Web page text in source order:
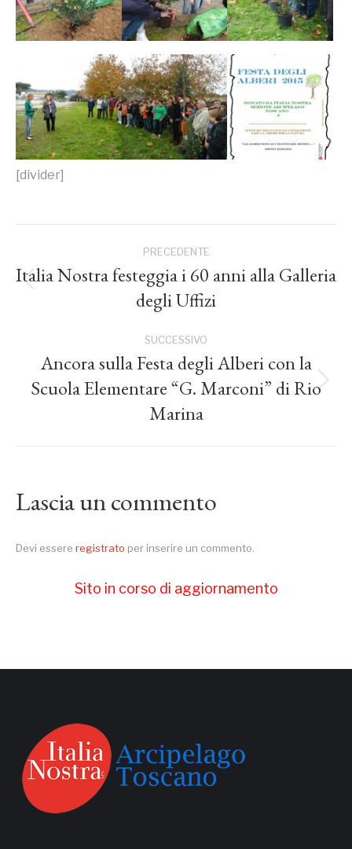
[divider]
tra
post
PRECEDENTE
precedente:
Italia Nostra festeggia i 60 anni alla Galleria
degli Uffizi
SUCCESSIVO
Prossimo
post:
Ancora sulla Festa degli Alberi con la
Scuola Elementare “G. Marconi” di Rio
Marina
Lascia un commento
Devi essere registrato per inserire un commento.
Sito in corso di aggiornamento